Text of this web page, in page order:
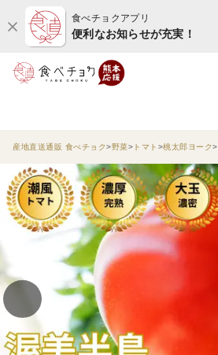
食べチョクアプリ
便利なお知らせが充実！
産地直送通販 食べチョク 野菜 トマト 桃太郎ヨーク